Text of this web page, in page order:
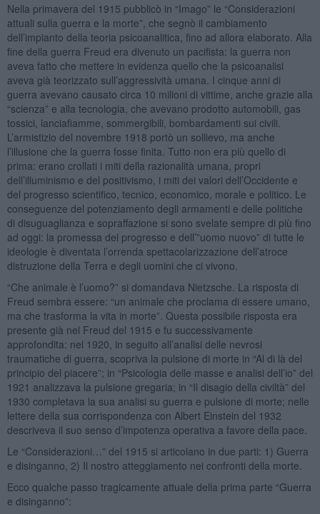
Nella primavera del 1915 pubblicò in “Imago” le “Considerazioni
attuali sulla guerra e la morte”, che segnò il cambiamento
dell’impianto della teoria psicoanalitica, fino ad allora elaborato. Alla
fine della guerra Freud era divenuto un pacifista: la guerra non
aveva fatto che mettere in evidenza quello che la psicoanalisi
aveva già teorizzato sull’aggressività umana. I cinque anni di
guerra avevano causato circa 10 milioni di vittime, anche grazie alla
“scienza” e alla tecnologia, che avevano prodotto automobili, gas
tossici, lanciafiamme, sommergibili, bombardamenti sui civili.
L’armistizio del novembre 1918 portò un sollievo, ma anche
l’illusione che la guerra fosse finita. Tutto non era più quello di
prima: erano crollati i miti della razionalità umana, propri
dell’illuminismo e del positivismo, i miti dei valori dell’Occidente e
del progresso scientifico, tecnico, economico, morale e politico. Le
conseguenze del potenziamento degli armamenti e delle politiche
di disuguaglianza e sopraffazione si sono svelate sempre di più fino
ad oggi: la promessa del progresso e dell’”uomo nuovo” di tutte le
ideologie è diventata l’orrenda spettacolarizzazione dell’atroce
distruzione della Terra e degli uomini che ci vivono.
“Che animale è l’uomo?” si domandava Nietzsche. La risposta di
Freud sembra essere: “un animale che proclama di essere umano,
ma che trasforma la vita in morte”. Questa possibile risposta era
presente già nel Freud del 1915 e fu successivamente
approfondita: nel 1920, in seguito all’analisi delle nevrosi
traumatiche di guerra, scopriva la pulsione di morte in “Al di là del
principio del piacere”; in “Psicologia delle masse e analisi dell’io” del
1921 analizzava la pulsione gregaria; in “Il disagio della civiltà” del
1930 completava la sua analisi su guerra e pulsione di morte; nelle
lettere della sua corrispondenza con Albert Einstein del 1932
descriveva il suo senso d’impotenza operativa a favore della pace.
Le “Considerazioni…” del 1915 si articolano in due parti: 1) Guerra
e disinganno, 2) Il nostro atteggiamento nei confronti della morte.
Ecco qualche passo tragicamente attuale della prima parte “Guerra
e disinganno”: